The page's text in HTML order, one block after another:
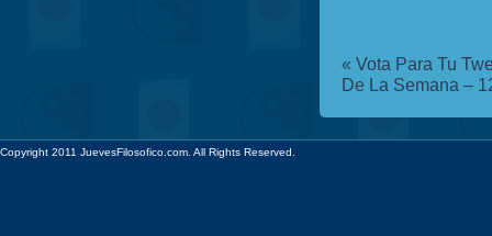
« Vota Para Tu
De La Semana –
Copyright 2011 JuevesFilosofico.com. All Rights Reserved.